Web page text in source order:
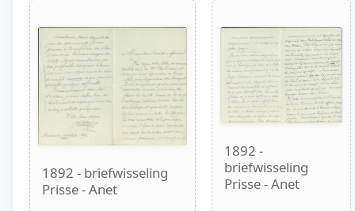
1892 - briefwisseling
Prisse - Anet
1892 -
briefwisseling
Prisse - Anet